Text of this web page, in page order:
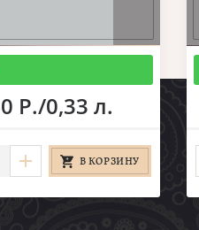
Р./0,33 л.
В КОРЗИНУ